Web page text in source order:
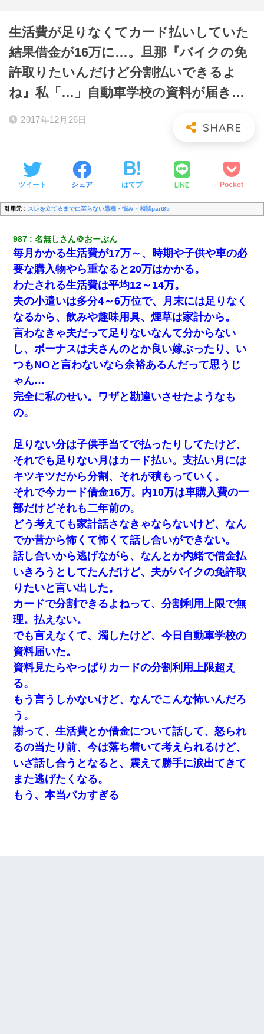
生活費が足りなくてカード払いしていた
結果借金が16万に…。旦那『バイクの免
許取りたいんだけど分割払いできるよ
ね』私「…」自動車学校の資料が届き…
2017年12月26日
ツイート シェア はてブ LINE Pocket
引用元： スレを立てるまでに至らない愚痴・悩み・相談part85
987 名無しさん＠おーぷん
毎月かかる生活費が17万～、時期や子供や車の必
要な購入物やら重なると20万はかかる。
わたされる生活費は平均12～14万。
夫の小遣いは多分4～6万位で、月末には足りなく
なるから、飲みや趣味用具、煙草は家計から。
言わなきゃ夫だって足りないなんて分からない
し、ボーナスは夫さんのとか良い嫁ぶったり、い
つもNOと言わないなら余裕あるんだって思うじ
ゃん…
完全に私のせい。ワザと勘違いさせたようなも
の。
足りない分は子供手当てで払ったりしてたけど、
それでも足りない月はカード払い。支払い月には
キツキツだから分割、それが積もっていく。
それで今カード借金16万。内10万は車購入費の一
部だけどそれも二年前の。
どう考えても家計話さなきゃならないけど、なん
でか昔から怖くて怖くて話し合いができない。
話し合いから逃げながら、なんとか内緒で借金払
いきろうとしてたんだけど、夫がバイクの免許取
りたいと言い出した。
カードで分割できるよねって、分割利用上限で無
理。払えない。
でも言えなくて、濁したけど、今日自動車学校の
資料届いた。
資料見たらやっぱりカードの分割利用上限超え
る。
もう言うしかないけど、なんでこんな怖いんだろ
う。
謝って、生活費とか借金について話して、怒られ
るの当たり前、今は落ち着いて考えられるけど、
いざ話し合うとなると、震えて勝手に涙出てきて
また逃げたくなる。
もう、本当バカすぎる